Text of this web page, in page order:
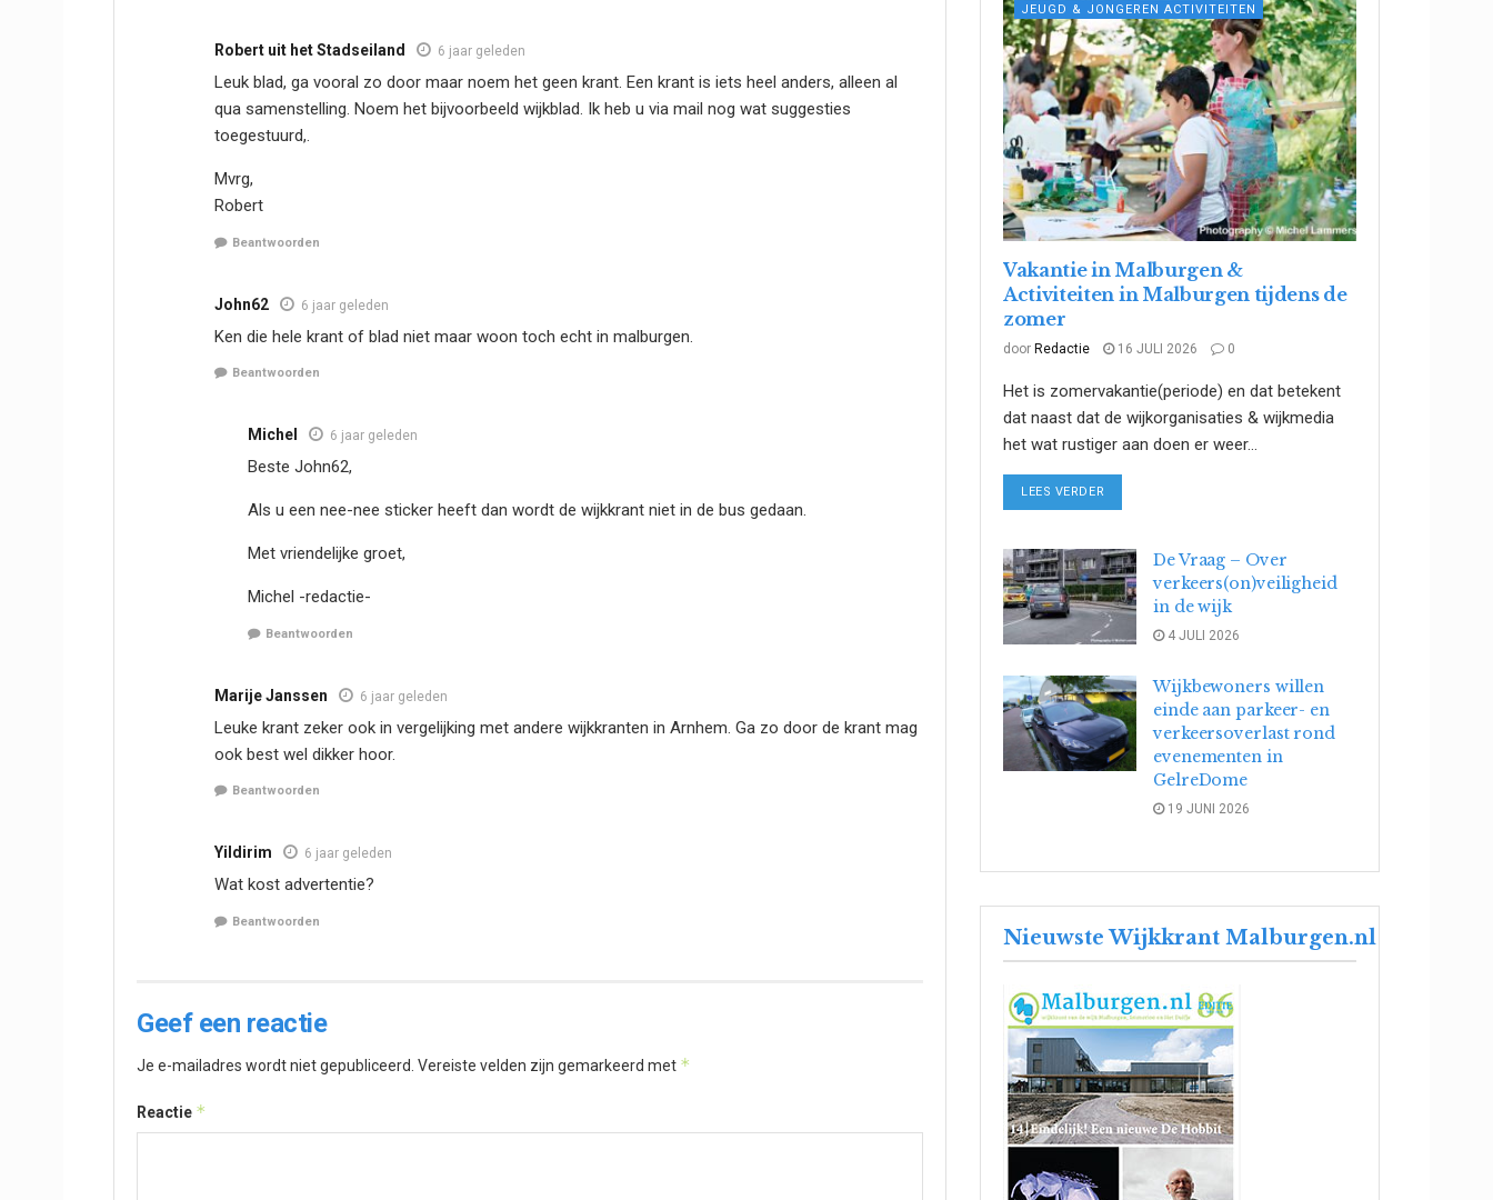
Robert uit het Stadseiland 6 jaar geleden
Leuk blad, ga vooral zo door maar noem het geen krant. Een krant is iets heel anders, alleen al
qua samenstelling. Noem het bijvoorbeeld wijkblad. Ik heb u via mail nog wat suggesties
toegestuurd,.
Mvrg,
Robert
Beantwoorden
John62 6 jaar geleden
Ken die hele krant of blad niet maar woon toch echt in malburgen.
Beantwoorden
Michel 6 jaar geleden
Beste John62,
Als u een nee-nee sticker heeft dan wordt de wijkkrant niet in de bus gedaan.
Met vriendelijke groet,
Michel -redactie-
Beantwoorden
Marije Janssen 6 jaar geleden
Leuke krant zeker ook in vergelijking met andere wijkkranten in Arnhem. Ga zo door de krant mag
ook best wel dikker hoor.
Beantwoorden
Yildirim 6 jaar geleden
Wat kost advertentie?
Beantwoorden
Geef een reactie
Je e-mailadres wordt niet gepubliceerd. Vereiste velden zijn gemarkeerd met *
Reactie *
JEUGD & JONGEREN ACTIVITEITEN
Vakantie in Malburgen &
Activiteiten in Malburgen tijdens de
zomer
door Redactie 16 JULI 2026 0
Het is zomervakantie(periode) en dat betekent
dat naast dat de wijkorganisaties & wijkmedia
het wat rustiger aan doen er weer...
LEES VERDER
De Vraag – Over
verkeers(on)veiligheid
in de wijk
4 JULI 2026
Wijkbewoners willen
einde aan parkeer- en
verkeersoverlast rond
evenementen in
GelreDome
19 JUNI 2026
Nieuwste Wijkkrant Malburgen.nl